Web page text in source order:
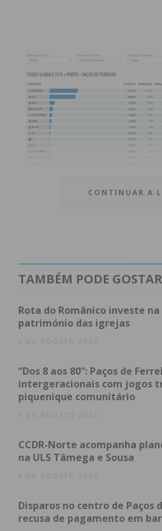
Subscreva a
Assine nossa
atualizada.
Eu li e concordo
CONTINUAR A
TAMBÉM PODE GOSTAR
Rota do Românico investe
património das igrejas
5 DE AGOSTO 2026
“Dos 8 aos 80”: Paços de
intergeracionais com jogos
piquenique comunitário
5 DE AGOSTO 2026
CCDR-Norte acompanha
na ULS Tâmega e Sousa
4 DE AGOSTO 2026
Disparos no centro de Paços
recusa de pagamento em